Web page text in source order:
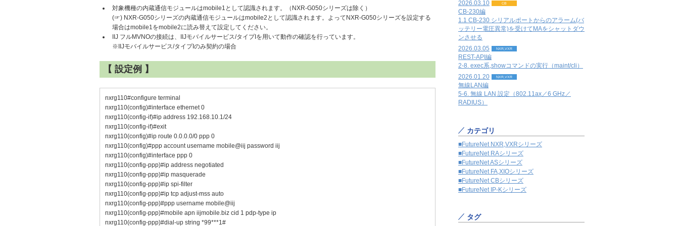
対象機種の内蔵通信モジュールはmobile1として認識されます。（NXR-G050シリーズは除く）
(☞) NXR-G050シリーズの内蔵通信モジュールはmobile2として認識されます。よってNXR-G050シリーズを設定する
場合はmobile1をmobile2に読み替えて設定してください。
IIJ フルMVNOの接続は、IIJモバイルサービス/タイプIを用いて動作の確認を行っています。
※IIJモバイルサービス/タイプIのみ契約の場合
【 設定例 】
nxrg110#configure terminal
nxrg110(config)#interface ethernet 0
nxrg110(config-if)#ip address 192.168.10.1/24
nxrg110(config-if)#exit
nxrg110(config)#ip route 0.0.0.0/0 ppp 0
nxrg110(config)#ppp account username mobile@iij password iij
nxrg110(config)#interface ppp 0
nxrg110(config-ppp)#ip address negotiated
nxrg110(config-ppp)#ip masquerade
nxrg110(config-ppp)#ip spi-filter
nxrg110(config-ppp)#ip tcp adjust-mss auto
nxrg110(config-ppp)#ppp username mobile@iij
nxrg110(config-ppp)#mobile apn iijmobile.biz cid 1 pdp-type ip
nxrg110(config-ppp)#dial-up string *99***1#
2026.03.10 CB
CB-230編
1.1 CB-230 シリアルポートからのアラーム(バ
ッテリー電圧異常)を受けてMAをシャットダウ
ンさせる
2026.03.05
NXR,VXR
REST-API編
2-8. exec系,showコマンドの実行（maint/cli）
2026.01.20
NXR,VXR
無線LAN編
5-6. 無線 LAN 設定（802.11ax／6 GHz／
RADIUS）
カテゴリ
■FutureNet NXR,VXRシリーズ
■FutureNet RAシリーズ
■FutureNet ASシリーズ
■FutureNet FA,XIOシリーズ
■FutureNet CBシリーズ
■FutureNet IP-Kシリーズ
タグ